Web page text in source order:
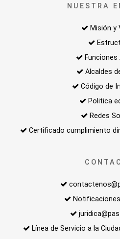
NUESTRA
Misión y
Funciones
Alcaldes
Código de
Politica
Redes
Certificado cumplimiento
Línea de Servicio a la